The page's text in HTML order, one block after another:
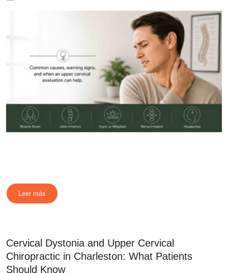
Leer más
Cervical Dystonia and Upper Cervical
Chiropractic in Charleston: What Patients
Should Know